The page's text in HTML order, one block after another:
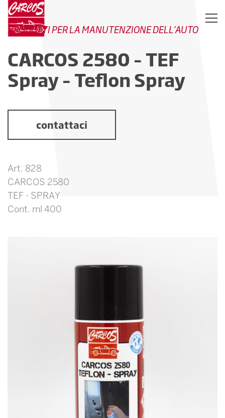
PRODOTTI PER LA MANUTENZIONE DELL’AUTO
CARCOS 2580 – TEF
Spray – Teflon Spray
contattaci
Art. 828
CARCOS 2580
TEF - SPRAY
Cont. ml 400